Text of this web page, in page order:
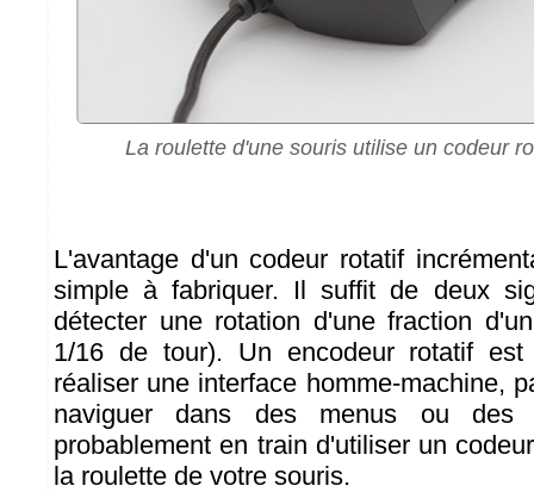
La roulette d'une souris utilise un codeur
L'avantage d'un codeur rotatif
simple à fabriquer. Il suffit de deux
détecter une rotation d'une fraction
1/16 de tour). Un encodeur rotatif
réaliser une interface homme-machine,
naviguer dans des menus ou des
probablement en train d'utiliser un
la roulette de votre souris.